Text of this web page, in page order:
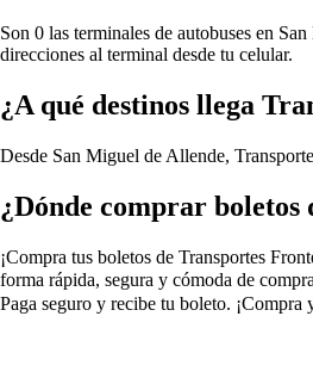
Son 0 las terminales de autobuses en
direcciones al terminal desde tu celular.
¿A qué destinos llega
Desde San Miguel de Allende,
¿Dónde comprar
¡Compra tus boletos de Transportes
forma rápida, segura y cómoda de
Paga seguro y recibe tu boleto.